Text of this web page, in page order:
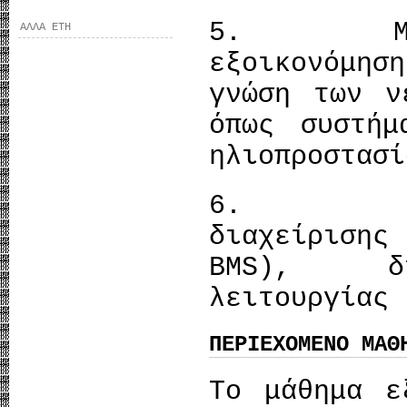
ΑΛΛΑ ΕΤΗ
5.
γνώση των
όπως
6.
ΒΜS),
ΠΕΡΙΕΧΟΜΕΝΟ
Το μάθημα